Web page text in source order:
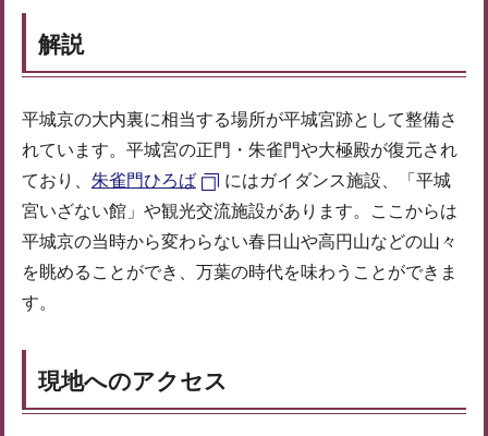
解説
平城京の大内裏に相当する場所が平城宮跡として整備さ
れています。平城宮の正門・朱雀門や大極殿が復元され
ており、 朱雀門ひろば
にはガイダンス施設、「平城
宮いざない館」や観光交流施設があります。ここからは
平城京の当時から変わらない春日山や高円山などの山々
を眺めることができ、万葉の時代を味わうことができま
す。
現地へのアクセス